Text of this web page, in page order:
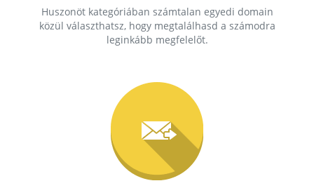
Huszonöt kategóriában számtalan egyedi domain
közül választhatsz, hogy megtalálhasd a számodra
leginkább megfelelőt.